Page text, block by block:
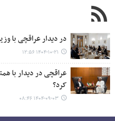
در دیدار عراقچی با
۱۴۰۴-۱۰-۲۱ ۱۲:۵۶
عراقچی در دیدار با
کرد؟
۱۴۰۴-۰۹-۰۳ ۰۸:۴۶